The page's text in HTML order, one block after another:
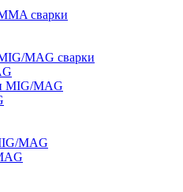
сварки
MAG сварки
MIG/MAG
MAG